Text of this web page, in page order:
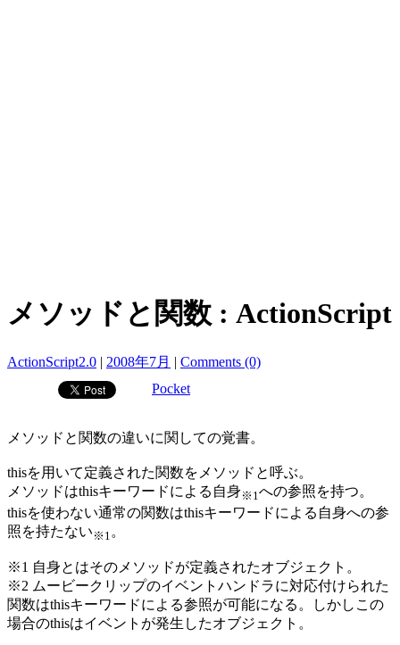
メソッドと関数 : ActionScript
ActionScript2.0 | 2008年7月 | Comments (0)
Pocket
メソッドと関数の違いに関しての覚書。
thisを用いて定義された関数をメソッドと呼ぶ。
メソッドはthisキーワードによる自身※1 への参照を持つ。
thisを使わない通常の関数はthisキーワードによる自身への参
照を持たない ※1 。
※1 自身とはそのメソッドが定義されたオブジェクト。
※2 ムービークリップのイベントハンドラに対応付けられた
関数はthisキーワードによる参照が可能になる。しかしこの
場合のthisはイベントが発生したオブジェクト。